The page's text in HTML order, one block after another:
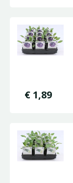
€ 1,89